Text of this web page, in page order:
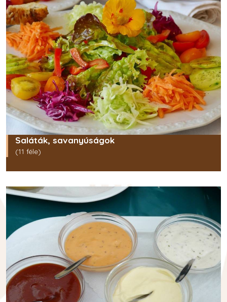
Saláták, savanyúságok
(11 féle)